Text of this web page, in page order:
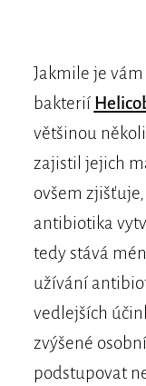
Jakmile je
bakterií
většinou
zajistil jejich
ovšem
antibiotika
tedy stává
užívání
vedlejších
zvýšené
podstupovat